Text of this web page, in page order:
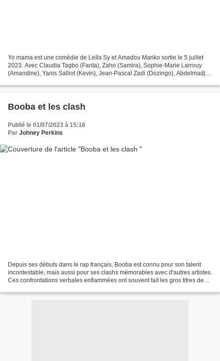
Yo mama est une comédie de Leïla Sy et Amadou Mariko sortie le 5 juillet
2023. Avec Claudia Tagbo (Fanta), Zaho (Samira), Sophie-Marie Larrouy
(Amandine), Yanis Salliot (Kevin), Jean-Pascal Zadi (Dozingo), Abdelmadjid
Booba et les clash
Publié le 01/07/2023 à 15:16
Par Johney Perkins
Depuis ses débuts dans le rap français, Booba est connu pour son talent
incontestable, mais aussi pour ses clashs mémorables avec d'autres artistes.
Ces confrontations verbales enflammées ont souvent fait les gros titres des